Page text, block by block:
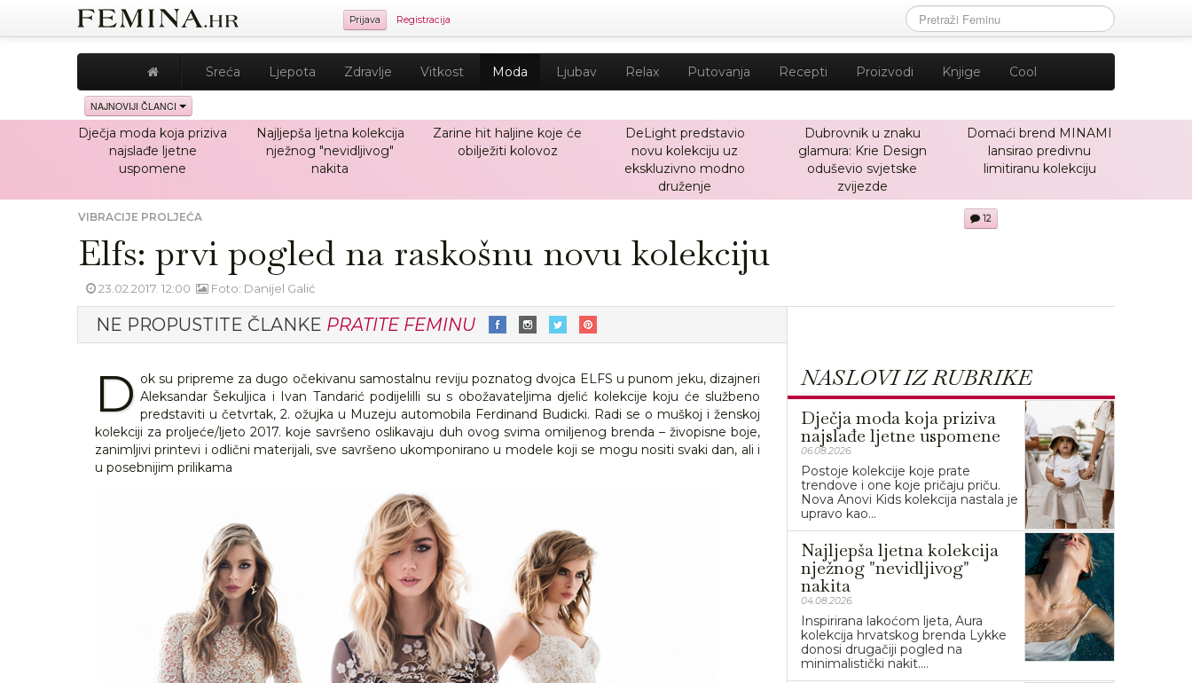
Prijava Registracija
Sreća Ljepota Zdravlje Vitkost Moda Ljubav Relax Putovanja Recepti Proizvodi Knjige Cool
NAJNOVIJI ČLANCI
Dječja moda koja priziva
najslađe ljetne
uspomene
Najljepša ljetna kolekcija
nježnog "nevidljivog"
nakita
Zarine hit haljine koje će
obilježiti kolovoz
DeLight predstavio
novu kolekciju uz
ekskluzivno modno
druženje
Dubrovnik u znaku
glamura: Krie Design
oduševio svjetske
zvijezde
Domaći brend MINAMI
lansirao predivnu
limitiranu kolekciju
VIBRACIJE PROLJEĆA
Elfs: prvi pogled na raskošnu novu kolekciju
12
23.02.2017. 12:00 Foto: Danijel Galić
NE PROPUSTITE ČLANKE PRATITE FEMINU
D ok su pripreme za dugo očekivanu samostalnu reviju poznatog dvojca ELFS u punom jeku, dizajneri
Aleksandar Šekuljica i Ivan Tandarić podijelilli su s obožavateljima djelić kolekcije koju će službeno
predstaviti u četvrtak, 2. ožujka u Muzeju automobila Ferdinand Budicki. Radi se o muškoj i ženskoj
kolekciji za proljeće/ljeto 2017. koje savršeno oslikavaju duh ovog svima omiljenog brenda – živopisne boje,
zanimljivi printevi i odlični materijali, sve savršeno ukomponirano u modele koji se mogu nositi svaki dan, ali i
u posebnijim prilikama
NASLOVI IZ RUBRIKE
Dječja moda koja priziva
najslađe ljetne uspomene
06.08.2026.
Postoje kolekcije koje prate
trendove i one koje pričaju priču.
Nova Anovi Kids kolekcija nastala je
upravo kao...
Najljepša ljetna kolekcija
nježnog "nevidljivog"
nakita
04.08.2026.
Inspirirana lakoćom ljeta, Aura
kolekcija hrvatskog brenda Lykke
donosi drugačiji pogled na
minimalistički nakit....